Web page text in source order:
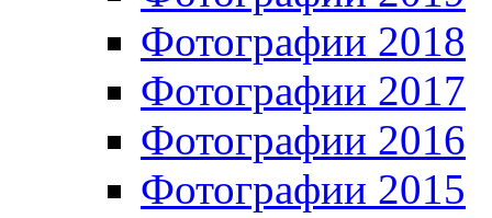
Фотографии 2018
Фотографии 2017
Фотографии 2016
Фотографии 2015